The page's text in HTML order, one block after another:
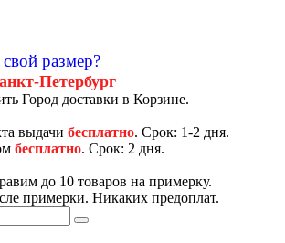
размер?
Петербург
Город доставки в Корзине.
выдачи бесплатно. Срок: 1-2 дня.
бесплатно. Срок: 2 дня.
до 10 товаров на примерку.
примерки. Никаких предоплат.